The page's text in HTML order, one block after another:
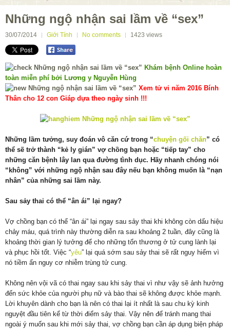
Những ngộ nhận sai lầm về “sex”
30/07/2014 Giới Tính No comments 1423 views
Khám bệnh Online hoàn
toàn miễn phí bởi Lương y Nguyễn Hùng
Xem tử vi năm 2016 Bính
Thân cho 12 con Giáp dựa theo ngày sinh !!!
Những lầm tưởng, suy đoán vô căn cứ trong “chuyện gối chăn” có
thể sẽ trở thành “kẻ ly gián” vợ chồng bạn hoặc “tiếp tay” cho
những căn bệnh lây lan qua đường tình dục. Hãy nhanh chóng nói
“không” với những ngộ nhận sau đây nếu bạn không muốn là “nạn
nhân” của những sai lầm này.
Sau sảy thai có thể “ân ái” lại ngay?
Vợ chồng bạn có thể “ân ái” lại ngay sau sảy thai khi không còn dấu hiệu
chảy máu, quá trình này thường diễn ra sau khoảng 2 tuần, đây cũng là
khoảng thời gian lý tưởng để cho những tổn thương ở tử cung lành lại
và phục hồi tốt. Việc “yêu” lại quá sớm sau sảy thai sẽ rất nguy hiểm vì
nó tiềm ẩn nguy cơ nhiễm trùng tử cung.
Không nên vội vã có thai ngay sau khi sảy thai vì như vậy sẽ ảnh hưởng
đến sức khỏe của người phụ nữ và bào thai sẽ không được khỏe mạnh.
Lời khuyên dành cho bạn là nên có thai lại ít nhất là sau chu kỳ kinh
nguyệt đầu tiên kể từ thời điểm sảy thai. Vậy nên để tránh mang thai
ngoài ý muốn sau khi mới sảy thai, vợ chồng bạn cần áp dụng biện pháp